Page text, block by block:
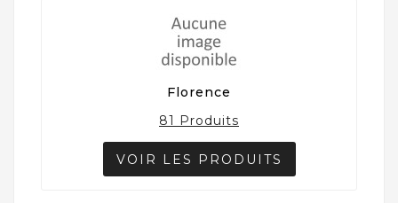
Florence
81 Produits
VOIR LES PRODUITS